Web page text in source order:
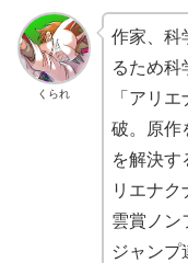
くられ
作家、科
るため科
「アリ
破。原作
を解決す
リエナク
雲賞ノン
ジャンプ